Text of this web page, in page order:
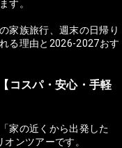
す。
家族旅行、週末の日帰り
る理由と2026-2027おす
コスパ・安心・手軽
家の近くから出発した
ンツアーです。